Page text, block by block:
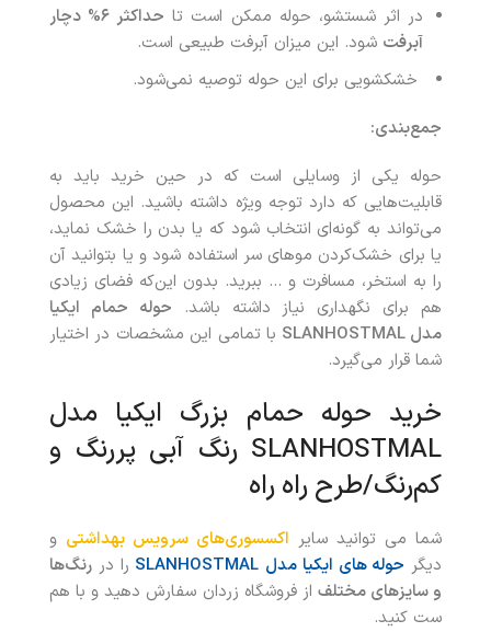
در اثر شستشو، حوله ممکن است تا
حداکثر ۶% دچار
آبرفت شود. این میزان آبرفت طبیعی است.
خشکشویی برای این حوله توصیه نمی‌شود.
جمع‌بندی:
حوله یکی از وسایلی است که در حین خرید باید به
قابلیت‌هایی که دارد توجه ویژه داشته باشید. این محصول
می‌تواند به‌ گونه‌ای انتخاب شود که یا بدن را خشک نماید،
یا برای خشک‌کردن موهای سر استفاده شود و یا بتوانید آن
را به استخر، مسافرت و … ببرید. بدون این‌که فضای زیادی
هم برای نگهداری نیاز داشته باشد. حوله حمام ایکیا
مدل SLANHOSTMAL با تمامی این مشخصات در اختیار
شما قرار می‌گیرد.
خرید حوله حمام بزرگ ایکیا مدل
SLANHOSTMAL رنگ آبی پررنگ و
کم‌رنگ/طرح راه راه
شما می توانید سایر اکسسوری‌های سرویس بهداشتی و
دیگر حوله های ایکیا مدل SLANHOSTMAL را در رنگ‌ها
و سایزهای مختلف از فروشگاه زردان سفارش دهید و با هم
ست کنید.